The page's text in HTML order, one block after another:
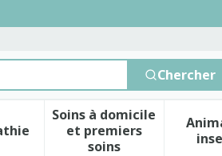
Chercher
& vitamineset enfants
pour la catégorie Vitalité 50+
le sous-menu pour la
Soins à domicile
et premiers
soins
Afficher le sous-